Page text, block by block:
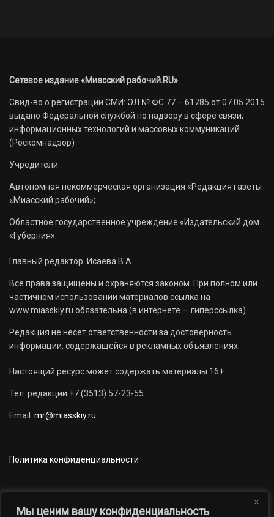
Мы ценим вашу конфиденциальность
Сетевое издание «Миасский рабочий.RU»
Свид-во о регистрации СМИ: ЭЛ № ФС 77 – 61785 от 07.05.2015
выдано Федеральной службой по надзору в сфере связи,
информационных технологий и массовых коммуникаций
(Роскомнадзор)
Учредители:
Автономная некоммерческая организация «Редакция газеты
«Миасский рабочий»;
Областное государственное учреждение «Издательский дом
«Губерния».
Главный редактор: Исаева В.А.
Все права защищены и охраняются законом. При полном или
частичном использовании материалов ссылка на
www.miasskiy.ru обязательна (в интернете — гиперссылка).
Редакция не несет ответственности за достоверность
информации, содержащейся в рекламных объявлениях.
Настоящий ресурс может содержать материалы 16+
Тел. редакции +7 (3513) 57-23-55
Email: mr@miasskiy.ru
Политика конфиденциальности